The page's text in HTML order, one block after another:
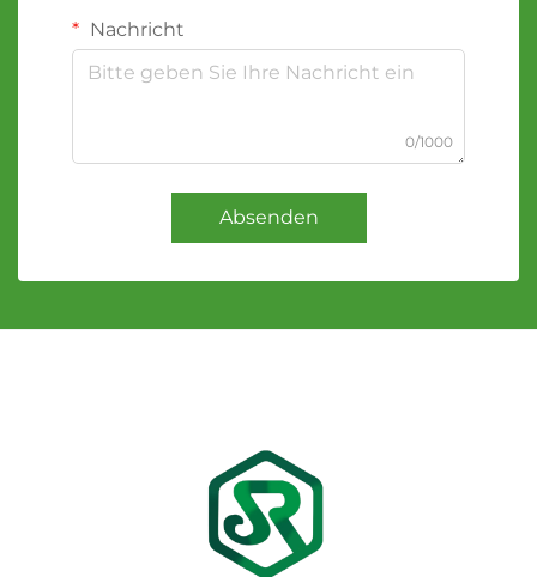
Nachricht
0/1000
Absenden